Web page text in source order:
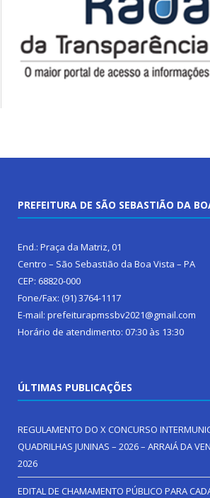
PREFEITURA DE SÃO SEBASTIÃO DA
End.: Praça da Matriz, 01
Centro – São Sebastião da Boa Vista – PA
CEP: 68820-000
Fone/Fax: (91) 3764-1117
E-mail: prefeiturapmssbv2021@gmail.com
Horário de atendimento: 07:30 às 13:30
ÚLTIMAS PUBLICAÇÕES
REGULAMENTO DO X CONCURSO
QUADRILHAS JUNINAS – 2026 – ARRAIÁ DA
2026
EDITAL DE CHAMAMENTO PÚBLICO PARA